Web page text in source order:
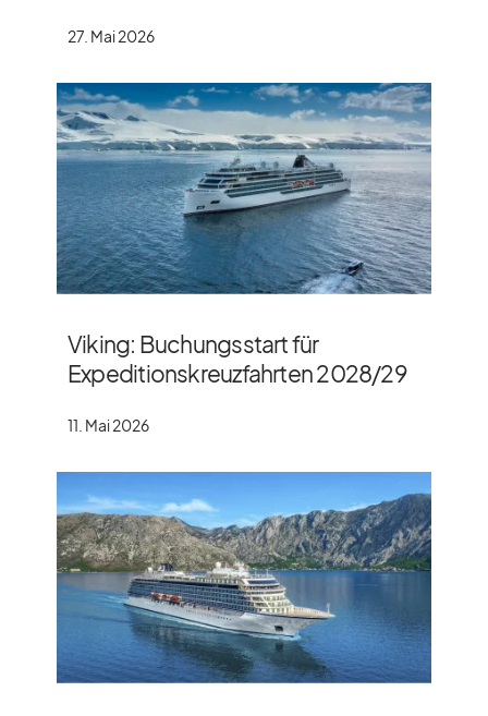
27. Mai 2026
Viking: Buchungsstart für
Expeditionskreuzfahrten 2028/​29
11. Mai 2026